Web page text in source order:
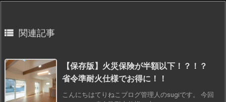
 関連記事
【保存版】火災保険が半額以下！？！？
省令準耐火仕様でお得に！！
こんにちはてりねこブログ管理人のsugiです。 今回